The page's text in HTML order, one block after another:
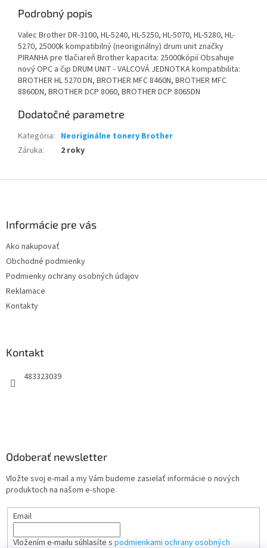
Podrobný popis
Valec Brother DR-3100, HL-5240, HL-5250, HL-5070, HL-5280, HL-
5270, 25000k kompatibilný (neoriginálny) drum unit značky
PIRANHA pre tlačiareň Brother kapacita: 25000kópií Obsahuje
nový OPC a čip DRUM UNIT - VALCOVÁ JEDNOTKA kompatibilita:
BROTHER HL 5270 DN, BROTHER MFC 8460N, BROTHER MFC
8860DN, BROTHER DCP 8060, BROTHER DCP 8065DN
Dodatočné parametre
Kategória: Neoriginálne tonery Brother
Záruka: 2 roky
Informácie pre vás
Ako nakupovať
Obchodné podmienky
Podmienky ochrany osobných údajov
Reklamace
Kontakty
Kontakt
483323039
Odoberať newsletter
Vložte svoj e-mail a my Vám budeme zasielať informácie o nových
produktoch na našom e-shope.
Email
Vložením e-mailu súhlasíte s podmienkami ochrany osobných